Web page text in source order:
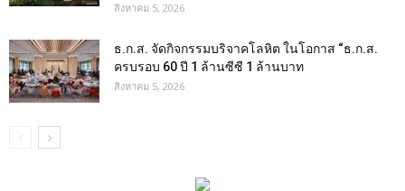
สิงหาคม 5, 2026
ธ.ก.ส. จัดกิจกรรมบริจาคโลหิต ในโอกาส “ธ.ก.ส.
ครบรอบ 60 ปี 1 ล้านซีซี 1 ล้านบาท
สิงหาคม 5, 2026